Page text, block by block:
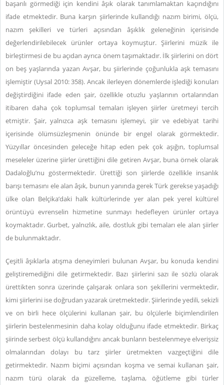
başarılı görmediği için kendini âşık olarak tanımlamaktan kaçındığını
ifade etmektedir. Buna karşın şiirlerinde kullandığı nazım birimi, ölçü,
nazım şekilleri ve türleri açısından âşıklık geleneğinin içerisinde
değerlendirilebilecek ürünler ortaya koymuştur. Şiirlerini müzik ile
birleştirmesi de bu açıdan ayrıca önem taşımaktadır. İlk şiirlerini on dört
on beş yaşlarında yazan Avşar, bu şiirlerinde çoğunlukla aşk temasını
işlemiştir (Uysal 2010: 358). Ancak ilerleyen dönemlerde işlediği konuları
değiştirdiğini ifade eden şair, özellikle otuzlu yaşlarının ortalarından
itibaren daha çok toplumsal temaları işleyen şiirler üretmeyi tercih
etmiştir. Şair, yalnızca aşk temasını işlemeyi, şiir ve edebiyat tarihi
içerisinde ölümsüzleşmenin önünde bir engel olarak görmektedir.
Yüzyıllar öncesinden geleceğe hitap eden pek çok aşığın, toplumsal
meseleler üzerine şiirler ürettiğini dile getiren Avşar, buna örnek olarak
Dadaloğlu’nu göstermektedir. Ürettiği son şiirlerde özellikle insanlık
barışı temasını ele alan âşık, bunun yanında gerek Türk gerekse yaşadığı
ülke olan Belçika’daki halk kültürlerinde yer alan pek yerel kültürel
örüntüyü evrenselin hizmetine sunmayı hedefleyen ürünler ortaya
koymaktadır. Gurbet, yalnızlık, aile, dostluk gibi temaları ele alan şiirler
de bulunmaktadır.
Çeşitli âşıklarla atışma deneyimleri bulunan Avşar, bu konuda kendini
geliştiremediğini dile getirmektedir. Bazı şiirlerini sazı ile sözlü olarak
ürettikten sonra üzerinde çalışarak onlara son şekillerini vermektedir,
kimi şiirlerini ise doğrudan yazarak üretmektedir. Şiirlerinde yedili, sekizli
ve on birli hece ölçülerini kullanan şair, bu ölçülerle biçimlendirilen
şiirlerin bestelenmesinin daha kolay olduğunu ifade etmektedir. Birkaç
şiirinde serbest ölçü kullandığını ancak bunların bestelenmeye elverişsiz
olmalarından dolayı bu tarz şiirler üretmekten vazgeçtiğini dile
getirmektedir. Nazım biçimi açısından koşma ve semai kullanan şair,
nazım türü olarak da güzelleme, taşlama, öğütleme gibi türler